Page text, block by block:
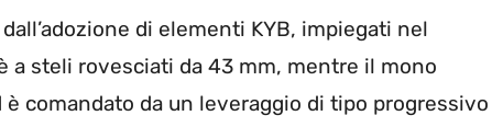
di elementi KYB, impiegati nel
a steli rovesciati da 43 mm, mentre il mono
comandato da un leveraggio di tipo progressivo